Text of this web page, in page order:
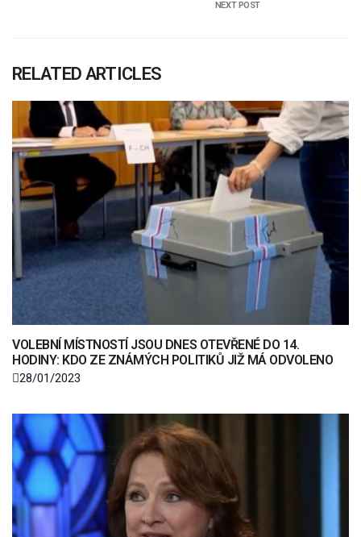
NEXT POST
RELATED ARTICLES
VOLEBNÍ MÍSTNOSTÍ JSOU DNES OTEVŘENÉ DO 14.
HODINY: KDO ZE ZNÁMÝCH POLITIKŮ JIŽ MÁ ODVOLENO
28/01/2023